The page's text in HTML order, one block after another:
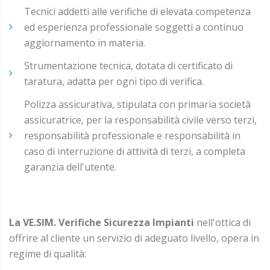
Tecnici addetti alle verifiche di elevata competenza
ed esperienza professionale soggetti a continuo
aggiornamento in materia.
Strumentazione tecnica, dotata di certificato di
taratura, adatta per ogni tipo di verifica.
Polizza assicurativa, stipulata con primaria società
assicuratrice, per la responsabilità civile verso terzi,
responsabilità professionale e responsabilità in
caso di interruzione di attività di terzi, a completa
garanzia dell'utente.
La VE.SIM. Verifiche Sicurezza Impianti nell'ottica di
offrire al cliente un servizio di adeguato livello, opera in
regime di qualità: